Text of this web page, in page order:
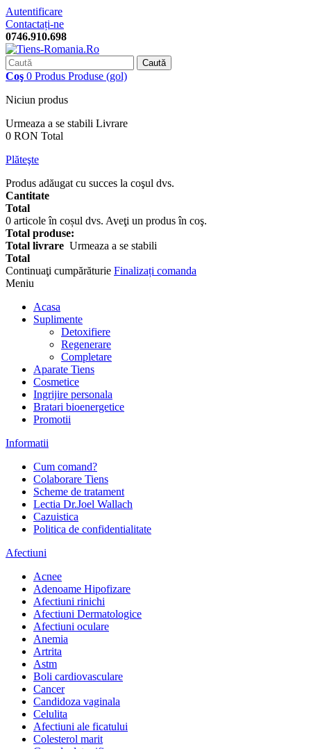
Autentificare
Contactați-ne
0746.910.698
Caută
Coş 0 Produs Produse (gol)
Niciun produs
Urmeaza a se stabili Livrare
0 RON Total
Plăteşte
Produs adăugat cu succes la coşul dvs.
Cantitate
Total
0 articole în coșul dvs. Aveţi un produs în coş.
Total produse:
Total livrare Urmeaza a se stabili
Total
Continuaţi cumpărăturie Finalizați comanda
Meniu
Acasa
Suplimente
Detoxifiere
Regenerare
Completare
Aparate Tiens
Cosmetice
Ingrijire personala
Bratari bioenergetice
Promotii
Informatii
Cum comand?
Colaborare Tiens
Scheme de tratament
Lectia Dr.Joel Wallach
Cazuistica
Politica de confidentialitate
Afectiuni
Acnee
Adenoame Hipofizare
Afectiuni rinichi
Afectiuni Dermatologice
Afectiuni oculare
Anemia
Artrita
Astm
Boli cardiovasculare
Cancer
Candidoza vaginala
Celulita
Afectiuni ale ficatului
Colesterol marit